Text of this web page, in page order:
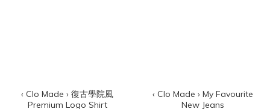
‹ Clo Made › 復古學院風
Premium Logo Shirt
‹ Clo Made › My Favourite
New Jeans